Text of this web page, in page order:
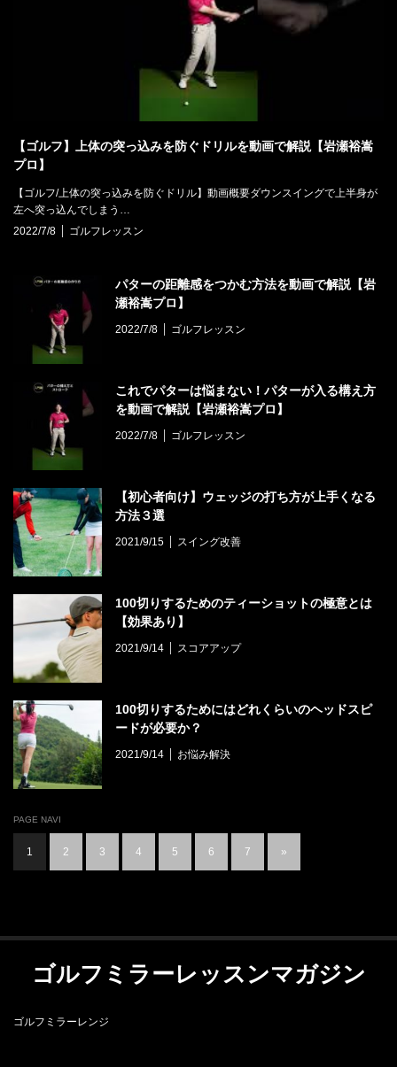
【ゴルフ】上体の突っ込みを防ぐドリルを動画で解説【岩瀬裕嵩
プロ】
【ゴルフ/上体の突っ込みを防ぐドリル】動画概要ダウンスイングで上半身が
左へ突っ込んでしまう…
2022/7/8
ゴルフレッスン
パターの距離感をつかむ方法を動画で解説【岩
瀬裕嵩プロ】
2022/7/8 ゴルフレッスン
これでパターは悩まない！パターが入る構え方
を動画で解説【岩瀬裕嵩プロ】
2022/7/8 ゴルフレッスン
【初心者向け】ウェッジの打ち方が上手くなる
方法３選
2021/9/15 スイング改善
100切りするためのティーショットの極意とは
【効果あり】
2021/9/14 スコアアップ
100切りするためにはどれくらいのヘッドスピ
ードが必要か？
2021/9/14 お悩み解決
PAGE NAVI
1 2 3 4 5 6 7 »
ゴルフミラーレッスンマガジン
ゴルフミラーレンジ